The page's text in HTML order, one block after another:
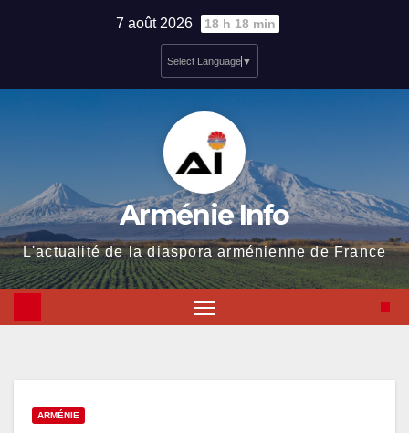
7 août 2026 18 h 18 min
Select Language ▼
Arménie Info
L'actualité de la diaspora arménienne de France
ARMÉNIE